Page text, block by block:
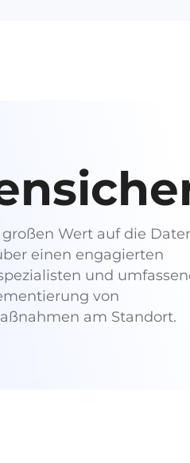
Wert auf die
einen engagierten
und
von
am Standort.